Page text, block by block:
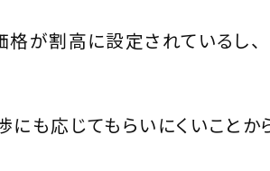
格が割高に設定されているし、
にも応じてもらいにくいことか